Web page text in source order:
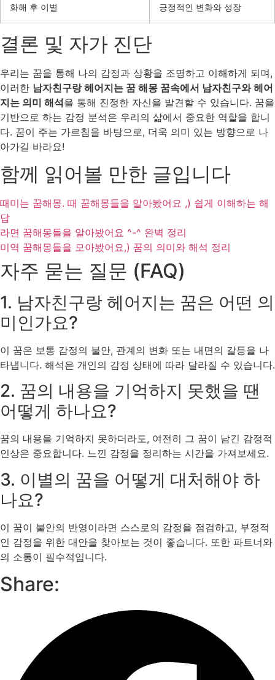
화해 후 이별 긍정적인 변화와 성장
결론 및 자가 진단
우리는 꿈을 통해 나의 감정과 상황을 조명하고 이해하게 되며,
이러한 남자친구랑 헤어지는 꿈 해몽 꿈속에서 남자친구와 헤어
지는 의미 해석을 통해 진정한 자신을 발견할 수 있습니다. 꿈을
기반으로 하는 감정 분석은 우리의 삶에서 중요한 역할을 합니
다. 꿈이 주는 가르침을 바탕으로, 더욱 의미 있는 방향으로 나
아가길 바라요!
함께 읽어볼 만한 글입니다
때미는 꿈해몽. 때 꿈해몽들을 알아봤어요 ,) 쉽게 이해하는 해
답
라면 꿈해몽들을 알아봤어요 ^-^ 완벽 정리
미역 꿈해몽들을 모아봤어요,) 꿈의 의미와 해석 정리
자주 묻는 질문 (FAQ)
1. 남자친구랑 헤어지는 꿈은 어떤 의
미인가요?
이 꿈은 보통 감정의 불안, 관계의 변화 또는 내면의 갈등을 나
타냅니다. 해석은 개인의 감정 상태에 따라 달라질 수 있습니다.
2. 꿈의 내용을 기억하지 못했을 땐
어떻게 하나요?
꿈의 내용을 기억하지 못하더라도, 여전히 그 꿈이 남긴 감정적
인상은 중요합니다. 느낀 감정을 정리하는 시간을 가져보세요.
3. 이별의 꿈을 어떻게 대처해야 하
나요?
이 꿈이 불안의 반영이라면 스스로의 감정을 점검하고, 부정적
인 감정을 위한 대안을 찾아보는 것이 좋습니다. 또한 파트너와
의 소통이 필수적입니다.
Share: